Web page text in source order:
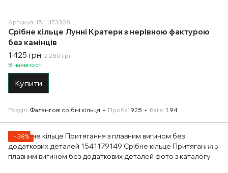
Артикул: 1541173308
Срібне кільце Лунні Кратери з нерівною фактурою
без камінців
1 425 грн 2 280 грн
В наявності
Купити
Розділ Фалангові срібні кільця Проба 925 Вага 1.94
−38%